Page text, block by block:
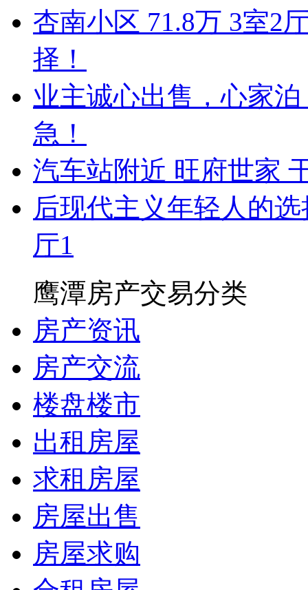
杏南小区 71.8万 3室2
择！
业主诚心出售，心家
急！
汽车站附近 旺府世家
后现代主义年轻人的
厅1
鹰潭房产交易分类
房产资讯
房产交流
楼盘楼市
出租房屋
求租房屋
房屋出售
房屋求购